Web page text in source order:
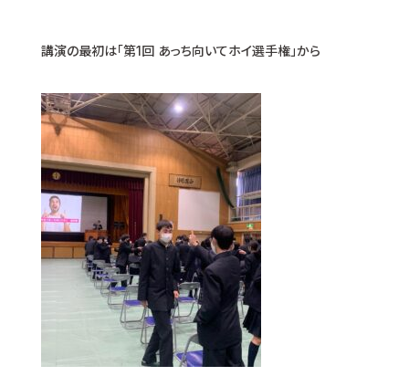
講演の最初は「第1回 あっち向いてホイ選手権」から